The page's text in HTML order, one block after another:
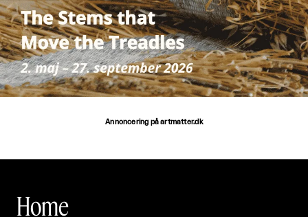
Annoncering på artmatter.dk
Home